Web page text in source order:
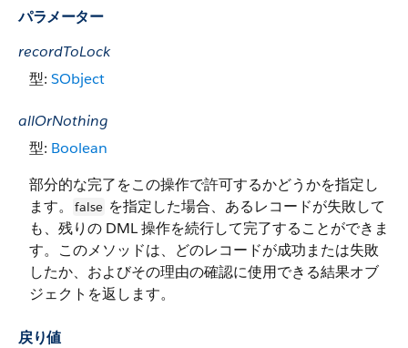
パラメーター
recordToLock
型: SObject
allOrNothing
型: Boolean
部分的な完了をこの操作で許可するかどうかを指定し
ます。
false を指定した場合、あるレコードが失敗して
も、残りの DML 操作を続行して完了することができま
す。このメソッドは、どのレコードが成功または失敗
したか、およびその理由の確認に使用できる結果オブ
ジェクトを返します。
戻り値